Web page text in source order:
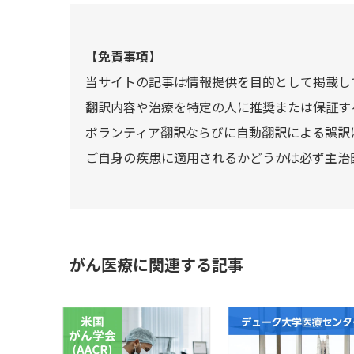
【免責事項】
当サイトの記事は情報提供を目的として掲載
翻訳内容や治療を特定の人に推奨または保証
ボランティア翻訳ならびに自動翻訳による誤
ご自身の疾患に適用されるかどうかは必ず主
がん医療に関連する記事